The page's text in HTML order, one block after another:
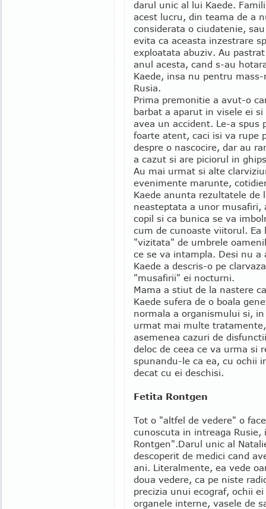
darul unic al lui Kaede.
acest lucru, din teama de a
considerata o ciudatenie,
evita ca aceasta inzestrare
exploatata abuziv. Au
anul acesta, cand s-au
Kaede, insa nu pentru
Rusia.
Prima premonitie a avut-o
barbat a aparut in visele ei
avea un accident. Le-a spus
foarte atent, caci isi va rupe
despre o nascocire, dar au
a cazut si are piciorul in
Au mai urmat si alte
evenimente marunte,
Kaede anunta rezultatele de
neasteptata a unor musafiri,
copil si ca bunica se va
cum de cunoaste viitorul. Ea
"vizitata" de umbrele
ce se va intampla. Desi nu a
Kaede a descris-o pe
"musafirii" ei nocturni.
Mama a stiut de la nastere
Kaede sufera de o boala
normala a organismului si,
urmat mai multe
asemenea cazuri de
deloc de ceea ce va urma si
spunandu-le ca ea, cu ochii
decat cu ei deschisi.
Fetita Rontgen
Tot o "altfel de vedere" o
cunoscuta in intreaga
Rontgen".Darul unic al
descoperit de medici cand
ani. Literalmente, ea vede
doua vedere, ca pe niste
precizia unui ecograf, ochii ei
organele interne, vasele de